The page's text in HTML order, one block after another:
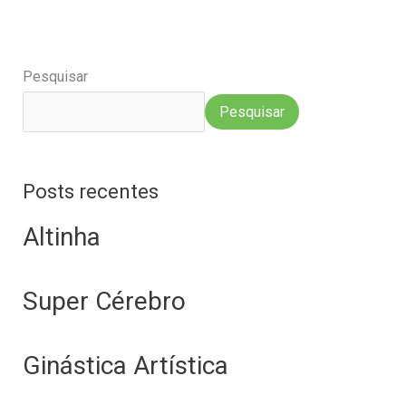
Pesquisar
Pesquisar
Posts recentes
Altinha
Super Cérebro
Ginástica Artística